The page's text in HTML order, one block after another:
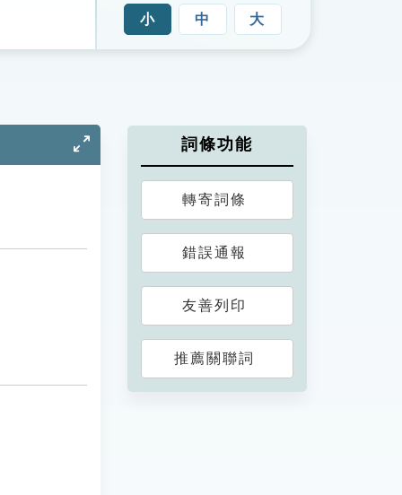
小 中 大
詞條功能
轉寄詞條
錯誤通報
友善列印
推薦關聯詞